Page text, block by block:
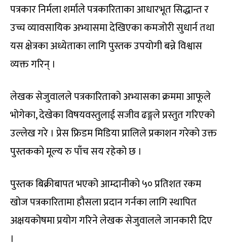
पत्रकार निर्मला शर्माले पत्रकारिताका आधारभूत सिद्धान्त र
उच्च व्यावसायिक अभ्यासमा देखिएका कमजोरी सुधार्न तथा
यस क्षेत्रका अध्येताका लागि पुस्तक उपयोगी बन्ने विश्वास
व्यक्त गरिन् ।
लेखक सेजुवालले पत्रकारिताको अभ्यासका क्रममा आफूले
भोगेका, देखेका विषयवस्तुलाई सजीव ढङ्गले प्रस्तुत गरिएको
उल्लेख गरे । प्रेस फ्रिडम मिडिया प्रालिले प्रकाशन गरेको उक्त
पुस्तकको मूल्य रु पाँच सय रहेको छ ।
पुस्तक बिक्रीबापत भएको आम्दानीको ५० प्रतिशत रकम
खोज पत्रकारितामा हौसला प्रदान गर्नका लागि स्थापित
अक्षयकोषमा प्रयोग गरिने लेखक सेजुवालले जानकारी दिए
।